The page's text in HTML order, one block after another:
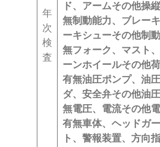
年
次
検
査
ド、アームその他操
無制動能力、ブレー
ーキシューその他制
無フォーク、マスト
ーンホイールその他
有無油圧ポンプ、油
ダ、安全弁その他油
無電圧、電流その他
有無車体、ヘッドガ
ト、警報装置、方向